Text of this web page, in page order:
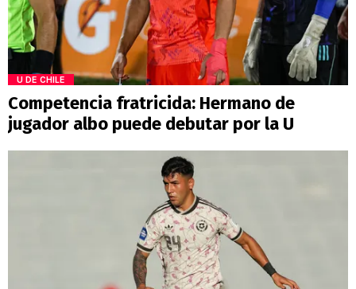
U DE CHILE
Competencia fratricida: Hermano de
jugador albo puede debutar por la U